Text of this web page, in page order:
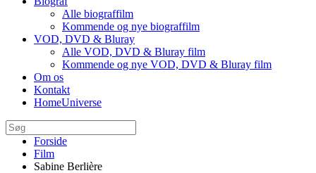
Alle biograffilm
Kommende og nye biograffilm
VOD, DVD & Bluray
Alle VOD, DVD & Bluray film
Kommende og nye VOD, DVD & Bluray film
Om os
Kontakt
HomeUniverse
Forside
Film
Sabine Berlière